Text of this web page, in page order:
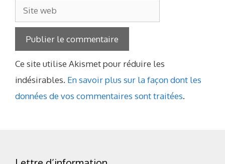
Site
web
Ce site utilise Akismet pour réduire les
indésirables. En savoir plus sur la façon dont les
données de vos commentaires sont traitées.